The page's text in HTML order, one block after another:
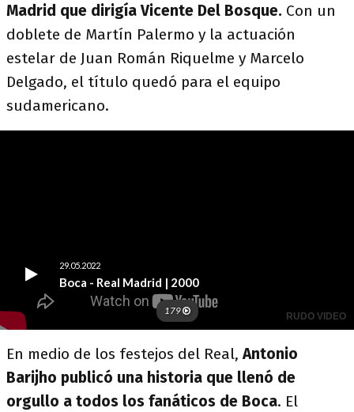
Madrid que dirigía Vicente Del Bosque. Con un
doblete de Martín Palermo y la actuación
estelar de Juan Román Riquelme y Marcelo
Delgado, el título quedó para el equipo
sudamericano.
En medio de los festejos del Real, Antonio
Barijho publicó una historia que llenó de
orgullo a todos los fanáticos de Boca. El